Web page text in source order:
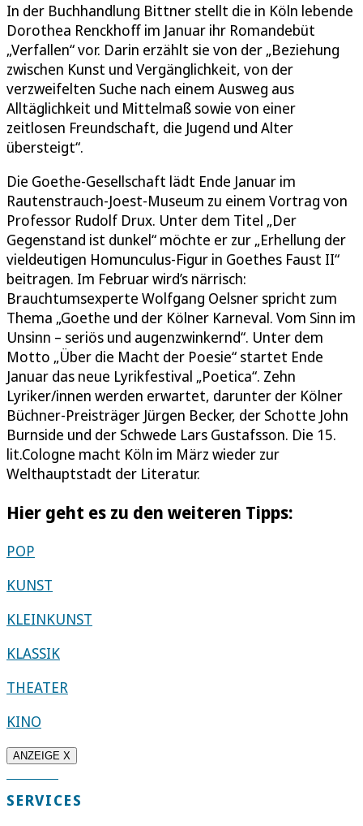
In der Buchhandlung Bittner stellt die in Köln lebende
Dorothea Renckhoff im Januar ihr Romandebüt
„Verfallen“ vor. Darin erzählt sie von der „Beziehung
zwischen Kunst und Vergänglichkeit, von der
verzweifelten Suche nach einem Ausweg aus
Alltäglichkeit und Mittelmaß sowie von einer
zeitlosen Freundschaft, die Jugend und Alter
übersteigt“.
Die Goethe-Gesellschaft lädt Ende Januar im
Rautenstrauch-Joest-Museum zu einem Vortrag von
Professor Rudolf Drux. Unter dem Titel „Der
Gegenstand ist dunkel“ möchte er zur „Erhellung der
vieldeutigen Homunculus-Figur in Goethes Faust II“
beitragen. Im Februar wird’s närrisch:
Brauchtumsexperte Wolfgang Oelsner spricht zum
Thema „Goethe und der Kölner Karneval. Vom Sinn im
Unsinn – seriös und augenzwinkernd“. Unter dem
Motto „Über die Macht der Poesie“ startet Ende
Januar das neue Lyrikfestival „Poetica“. Zehn
Lyriker/innen werden erwartet, darunter der Kölner
Büchner-Preisträger Jürgen Becker, der Schotte John
Burnside und der Schwede Lars Gustafsson. Die 15.
lit.Cologne macht Köln im März wieder zur
Welthauptstadt der Literatur.
Hier geht es zu den weiteren Tipps:
POP
KUNST
KLEINKUNST
KLASSIK
THEATER
KINO
ANZEIGE X
SERVICES